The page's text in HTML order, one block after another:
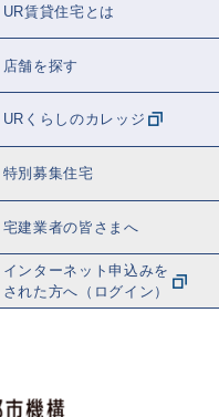
UR賃貸住宅とは
店舗を探す
URくらしのカレッジ
特別募集住宅
宅建業者の皆さまへ
インターネット申込みを
された方へ（ログイン）